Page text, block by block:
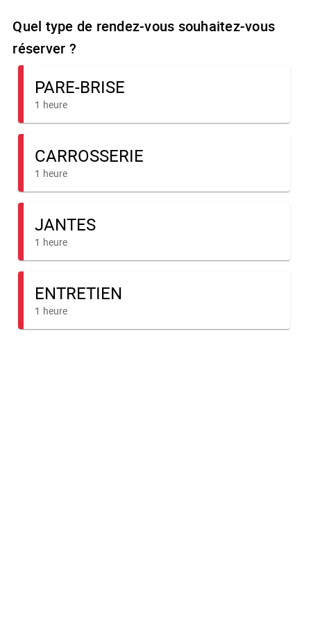
Quel type de rendez-vous souhaitez-vous
réserver ?
PARE-BRISE
1 heure
CARROSSERIE
1 heure
JANTES
1 heure
ENTRETIEN
1 heure